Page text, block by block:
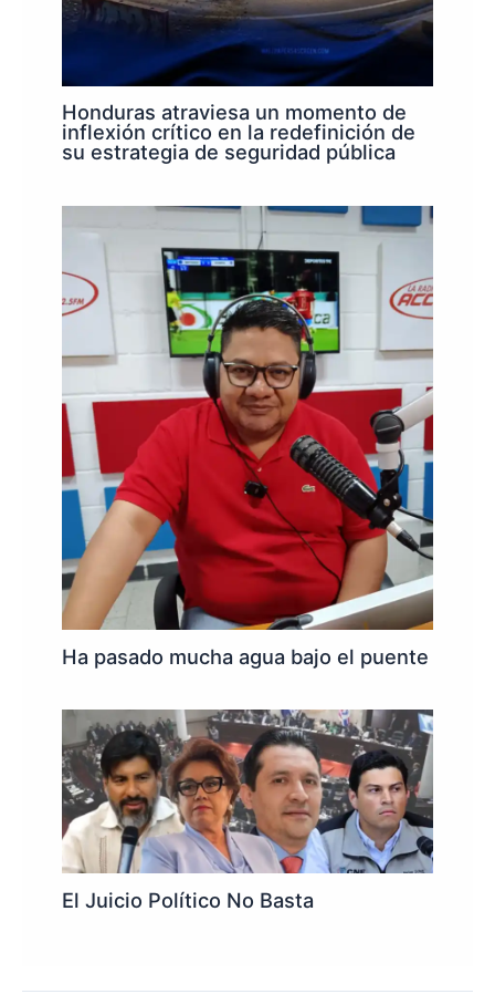
Honduras atraviesa un momento de
inflexión crítico en la redefinición de
su estrategia de seguridad pública
Ha pasado mucha agua bajo el puente
El Juicio Político No Basta